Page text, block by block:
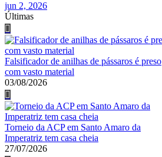
jun 2, 2026
Últimas
Falsificador de anilhas de pássaros é preso
com vasto material
03/08/2026
Torneio da ACP em Santo Amaro da
Imperatriz tem casa cheia
27/07/2026